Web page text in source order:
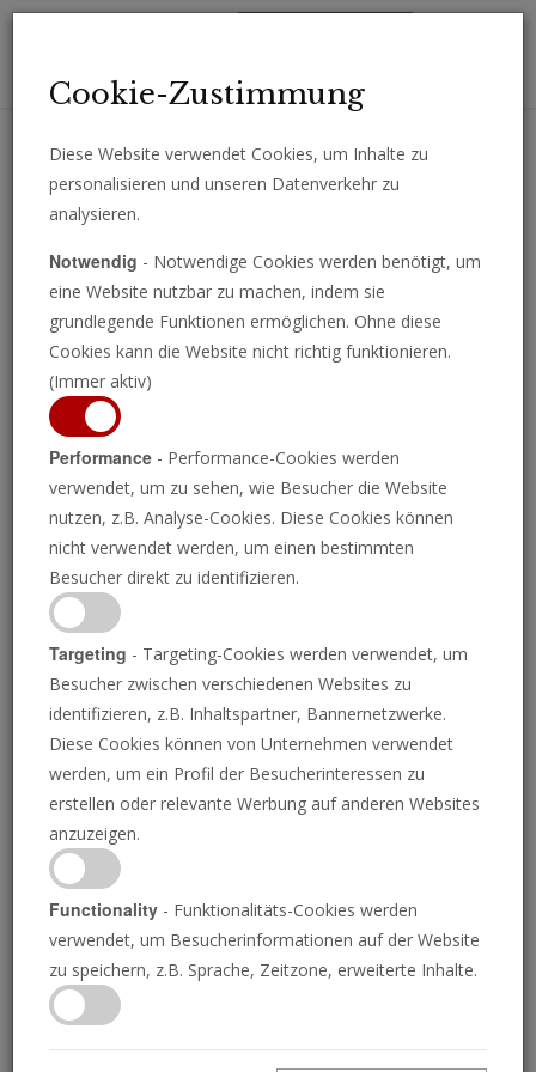
Erhalten Sie wichtige Analysen, Kommentare und Nachrichten
Putin und Erdoğan
klopfen wieder an Frau
Merkels Tür
Sanktionen zwingen die beiden Autokraten, mit
Deutschland über Syrien zu verhandeln.
Cookie-Zustimmung
Diese Website verwendet Cookies, um Inhalte zu
personalisieren und unseren Datenverkehr zu
analysieren.
Notwendig - Notwendige Cookies werden benötigt, um
eine Website nutzbar zu machen, indem sie
grundlegende Funktionen ermöglichen. Ohne diese
Cookies kann die Website nicht richtig funktionieren.
(Immer aktiv)
Performance - Performance-Cookies werden
verwendet, um zu sehen, wie Besucher die Website
nutzen, z.B. Analyse-Cookies. Diese Cookies können
nicht verwendet werden, um einen bestimmten
Besucher direkt zu identifizieren.
Targeting - Targeting-Cookies werden verwendet, um
Besucher zwischen verschiedenen Websites zu
identifizieren, z.B. Inhaltspartner, Bannernetzwerke.
Diese Cookies können von Unternehmen verwendet
werden, um ein Profil der Besucherinteressen zu
erstellen oder relevante Werbung auf anderen Websites
anzuzeigen.
Functionality - Funktionalitäts-Cookies werden
verwendet, um Besucherinformationen auf der Website
zu speichern, z.B. Sprache, Zeitzone, erweiterte Inhalte.